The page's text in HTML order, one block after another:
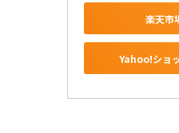
楽天市
Yahoo!ショ